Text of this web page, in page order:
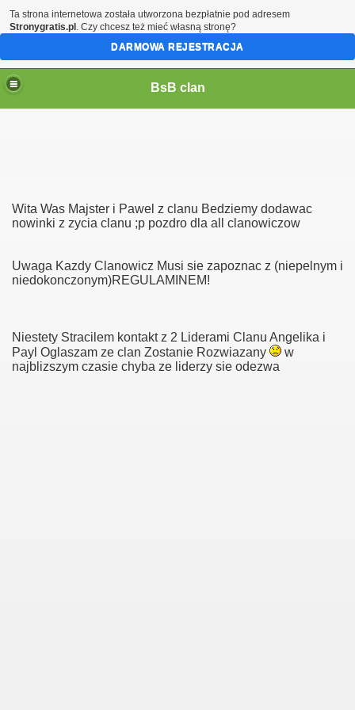
BsB clan
Wita Was Majster i Pawel z clanu Bedziemy dodawac
nowinki z zycia clanu ;p pozdro dla all clanowiczow
Uwaga Kazdy Clanowicz Musi sie zapoznac z (niepelnym i
niedokonczonym)REGULAMINEM!
Niestety Stracilem kontakt z 2 Liderami Clanu Angelika i
Payl Oglaszam ze clan Zostanie Rozwiazany
w
najblizszym czasie chyba ze liderzy sie odezwa
Ta strona internetowa została utworzona bezpłatnie pod adresem
Stronygratis.pl . Czy chcesz też mieć własną stronę?
DARMOWA REJESTRACJA